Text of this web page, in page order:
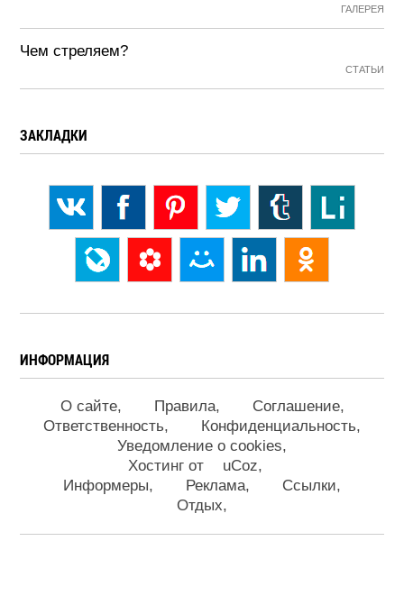
ГАЛЕРЕЯ
Чем стреляем?
СТАТЬИ
ЗАКЛАДКИ
ИНФОРМАЦИЯ
О сайте Правила
Соглашение
Ответственность
Конфиденциальность
Уведомление о cookies
Хостинг от
uCoz
Информеры
Реклама
Ссылки
Отдых